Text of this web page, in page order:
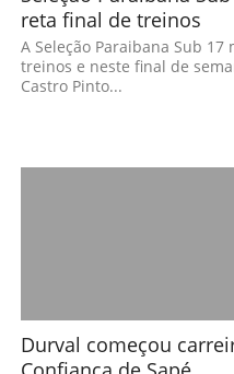
reta final de treinos
A Seleção Paraibana Sub
treinos e neste final de
Castro Pinto...
Durval começou